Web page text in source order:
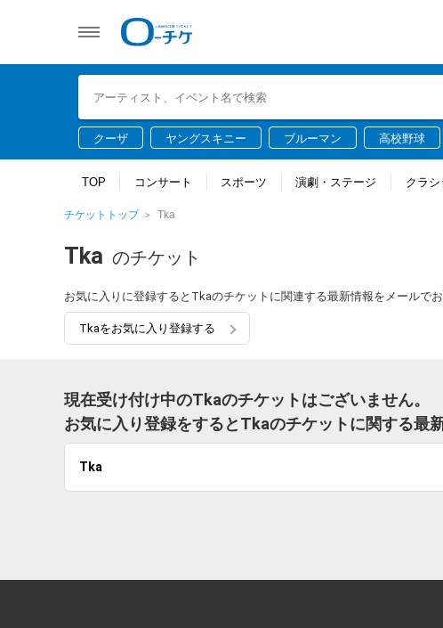
クーザ ヤングスキニー ブルーマン 高校野球
TOP コンサート スポーツ 演劇・ステージ クラシ
チケットトップ Tka
Tka のチケット
お気に入りに登録するとTkaのチケットに関連する最新情報をメールでお
Tkaをお気に入り登録する
現在受け付け中のTkaのチケットはございません。
お気に入り登録をするとTkaのチケットに関する最
Tka